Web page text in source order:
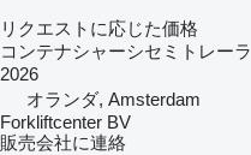
リクエストに応じた価格
コンテナシャーシセミトレーラ
2026
オランダ, Amsterdam
Forkliftcenter BV
販売会社に連絡